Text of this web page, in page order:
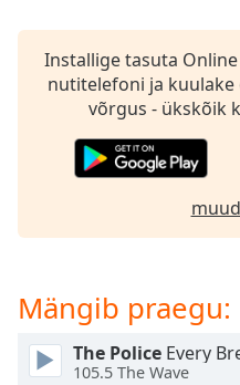
off,
selected
Subtitles
subtitles
settings ,
opens
settings
off,
selected
Audio
Installige tasuta
nutitelefoni ja
võrgus - ükskõik
Mängib praegu:
The Police Every
105.5 The Wave